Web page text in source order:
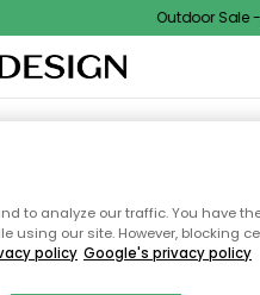
Outdoor Sale -
KÜCHEAUFBEWAHRUNG
to analyze our traffic. You have
using our site. However, blocking
policy Google's privacy policy